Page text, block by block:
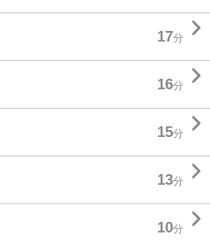
17分 
16分 
15分 
13分 
10分 